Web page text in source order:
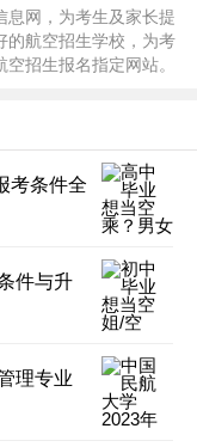
息网，为考生及家长提
的航空招生学校，为考
招生报名指定网站。
考条件全
件与升
理专业